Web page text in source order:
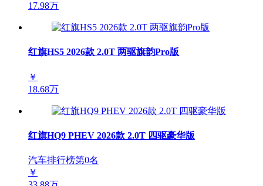
17.98万
红旗HS5 2026款 2.0T 两驱旗韵Pro版
￥
18.68万
红旗HQ9 PHEV 2026款 2.0T 四驱豪华版
汽车排行榜第0名
￥